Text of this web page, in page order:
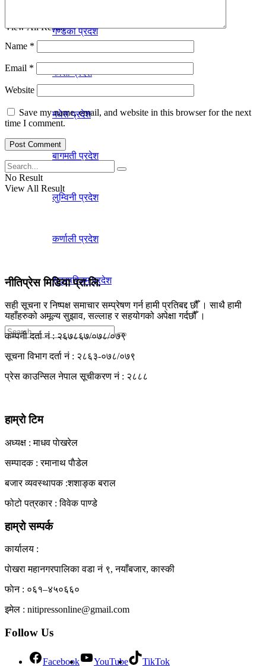
View All Resultगण्डकी प्रदेश
काेशी प्रदेश
मधेस प्रदेश
बागमती प्रदेश
लुम्विनी प्रदेश
कर्णाली प्रदेश
सुदूरपश्चिम प्रदेश
No Result
View All Result
Name *
Email *
Website
Save my name, email, and website in this browser for the next
time I comment.
No Result
View All Result
नीतिप्रेस मिडिया प्रा.लि.
सही सूचना र निष्पक्ष समाचार सम्प्रेषण गर्न हामी प्रतिबद्द छौँ । साथै हामी
यहाँहरुको अमूल्य सुझाव, सल्लाह र सहयोगको अपेक्षा गर्दछौँ ।
कम्पनी दर्ता नं : २६७८६७/०७८/०७९
सूचना विभाग दर्ता नं : २८६३-०७८/०७९
प्रेस काउन्सिल नेपाल सूचीकरण नं : २८८८
हाम्रो टिम
अध्यक्ष : माधव पाेखरेल
सम्पादक : रमानाथ पाैडेल
बजार व्यवस्थापक :शशाङ्क बराल
फोटो पत्रकार : विवेक पाण्डे
हाम्रो सम्पर्क
कार्यालय :
पाेखरा महानगरपालिका वडा नं ९, नयाँबजार, कास्की
फाेन : ०६१–४५०६६०
इमेल : nitipressonline@gmail.com
Follow Us
Facebook YouTube TikTok